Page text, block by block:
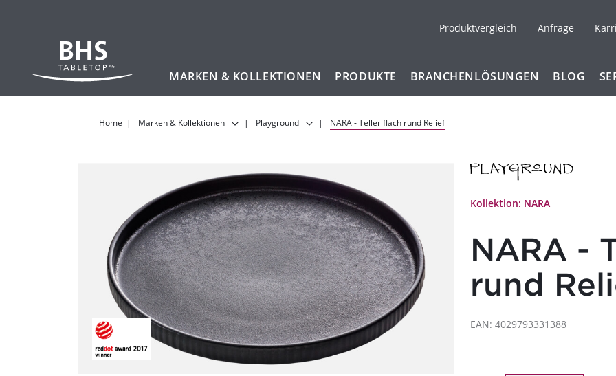
Produktvergleich Anfrage
MARKEN & KOLLEKTIONEN PRODUKTE BRANCHENLÖSUNGEN BLOG
Home Marken & Kollektionen Playground NARA - Teller flach rund Relief
Kollektion: NARA
NARA -
rund
EAN: 4029793331388